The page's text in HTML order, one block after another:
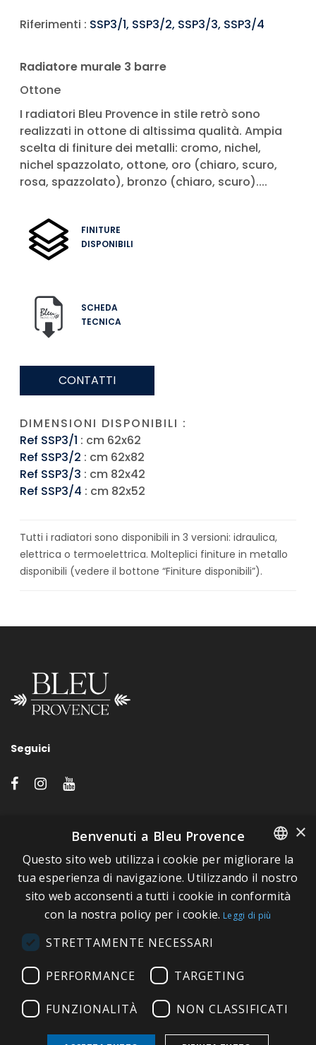
Riferimenti : SSP3/1, SSP3/2, SSP3/3, SSP3/4
Radiatore murale 3 barre
Ottone
I radiatori Bleu Provence in stile retrò sono
realizzati in ottone di altissima qualità. Ampia
scelta di finiture dei metalli: cromo, nichel,
nichel spazzolato, ottone, oro (chiaro, scuro,
rosa, spazzolato), bronzo (chiaro, scuro)....
FINITURE
DISPONIBILI
SCHEDA
TECNICA
CONTATTI
DIMENSIONI DISPONIBILI :
Ref SSP3/1 : cm 62x62
Ref SSP3/2 : cm 62x82
Ref SSP3/3 : cm 82x42
Ref SSP3/4 : cm 82x52
Tutti i radiatori sono disponibili in 3 versioni: idraulica,
elettrica o termoelettrica. Molteplici finiture in metallo
disponibili (vedere il bottone “Finiture disponibili”).
Seguici
A proposito di Bleu Provence
Informazioni legali
Condizioni di vendita
Contatti
FRENCH
ITALIAN
GERMAN
×
Benvenuti a Bleu Provence
Questo sito web utilizza i cookie per migliorare la
tua esperienza di navigazione. Utilizzando il nostro
sito web acconsenti a tutti i cookie in conformità
con la nostra policy per i cookie. Leggi di più
STRETTAMENTE NECESSARI
PERFORMANCE TARGETING
FUNZIONALITÀ NON CLASSIFICATI